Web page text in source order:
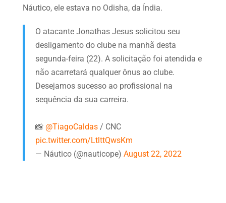
Náutico, ele estava no Odisha, da Índia.
O atacante Jonathas Jesus solicitou seu
desligamento do clube na manhã desta
segunda-feira (22). A solicitação foi atendida e
não acarretará qualquer ônus ao clube.
Desejamos sucesso ao profissional na
sequência da sua carreira.
📸 @TiagoCaldas/ CNC
pic.twitter.com/LtlttQwsKm
— Náutico (@nauticope) August 22, 2022